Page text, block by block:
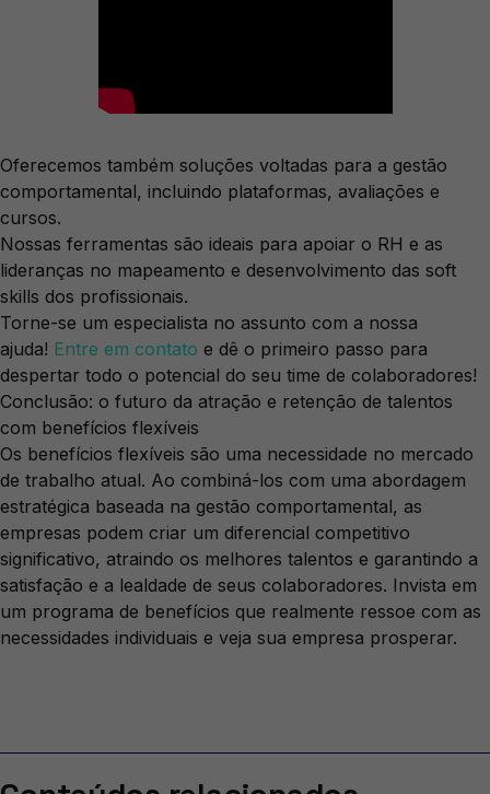
Oferecemos também soluções voltadas para a gestão
comportamental, incluindo plataformas, avaliações e
cursos.
Nossas ferramentas são ideais para apoiar o RH e as
lideranças no mapeamento e desenvolvimento das soft
skills dos profissionais.
Torne-se um especialista no assunto com a nossa
ajuda! Entre em contato e dê o primeiro passo para
despertar todo o potencial do seu time de colaboradores!
Conclusão: o futuro da atração e retenção de talentos
com benefícios flexíveis
Os benefícios flexíveis são uma necessidade no mercado
de trabalho atual. Ao combiná-los com uma abordagem
estratégica baseada na gestão comportamental, as
empresas podem criar um diferencial competitivo
significativo, atraindo os melhores talentos e garantindo a
satisfação e a lealdade de seus colaboradores. Invista em
um programa de benefícios que realmente ressoe com as
necessidades individuais e veja sua empresa prosperar.